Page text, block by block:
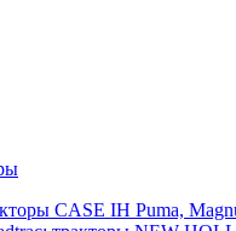
CASE IH Puma,